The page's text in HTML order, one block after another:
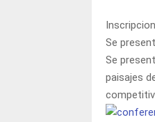
Se
Se
paisajes